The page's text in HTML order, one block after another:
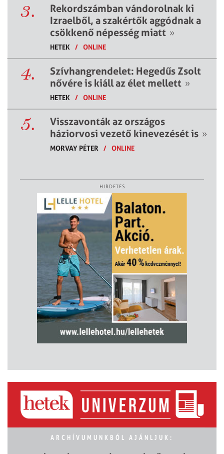
3.
Rekordszámban vándorolnak ki
Izraelből, a szakértők aggódnak a
csökkenő népesség miatt »
HETEK / ONLINE
4.
Szívhangrendelet: Hegedűs Zsolt
nővére is kiáll az élet mellett »
HETEK / ONLINE
5.
Visszavonták az országos
háziorvosi vezető kinevezését is »
MORVAY PÉTER / ONLINE
HIRDETÉS
ARCHÍVUMUNKBÓL AJÁNLJUK: